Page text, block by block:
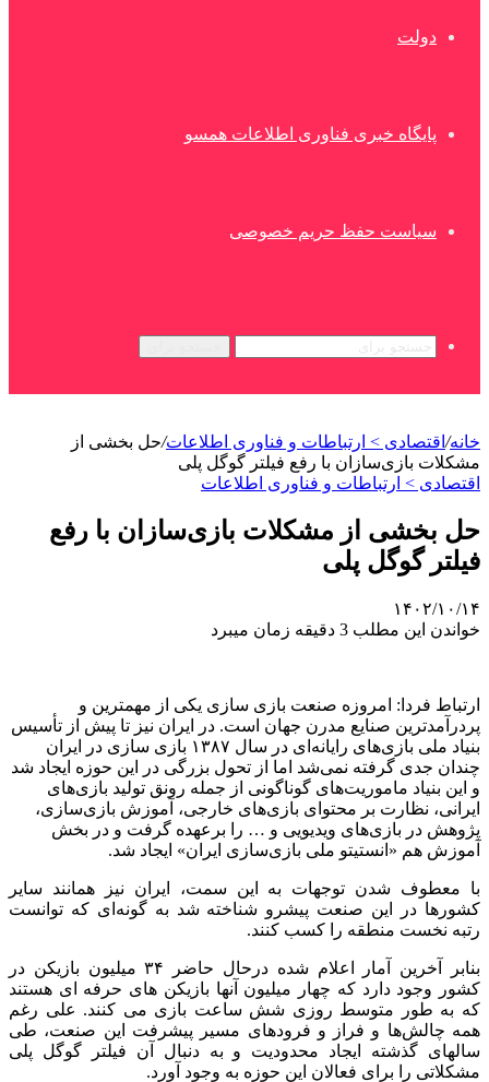
دولت
پایگاه خبری فناوری اطلاعات همسو
سیاست حفظ حریم خصوصی
خانه/ اقتصادی > ارتباطات و فناوری اطلاعات/حل بخشی از
مشکلات بازی‌سازان با رفع فیلتر گوگل پلی
اقتصادی > ارتباطات و فناوری اطلاعات
حل بخشی از مشکلات بازی‌سازان با رفع
فیلتر گوگل پلی
۱۴۰۲/۱۰/۱۴
خواندن این مطلب 3 دقیقه زمان میبرد
ارتباط فردا: امروزه صنعت بازی سازی یکی از مهمترین و
پردرآمدترین صنایع مدرن جهان است. در ایران نیز تا پیش از تأسیس
بنیاد ملی بازی‌های رایانه‌ای در سال ۱۳۸۷ بازی سازی در ایران
چندان جدی گرفته نمی‌شد اما از تحول بزرگی در این حوزه ایجاد شد
و این بنیاد ماموریت‌های گوناگونی از جمله رونق تولید بازی‌های
ایرانی، نظارت بر محتوای بازی‌های خارجی، آموزش بازی‌سازی،
پژوهش در بازی‌های ویدیویی و … را برعهده گرفت و در بخش
آموزش هم «انستیتو ملی بازی‌سازی ایران» ایجاد شد.
با معطوف شدن توجهات به این سمت، ‌ایران نیز همانند سایر
کشورها در این صنعت پیشرو شناخته شد به گونه‌ای که توانست
رتبه نخست منطقه را کسب کنند.
بنابر آخرین آمار اعلام شده درحال حاضر ۳۴ میلیون بازیکن در
کشور وجود دارد که چهار میلیون آنها بازیکن های حرفه ای هستند
که به طور متوسط روزی شش ساعت بازی می کنند. علی رغم
همه چالش‌ها و فراز و فرودهای مسیر پیشرفت این صنعت، طی
سالهای گذشته ایجاد محدودیت و به دنبال آن فیلتر گوگل پلی
مشکلاتی را برای فعالان این حوزه به وجود آورد.